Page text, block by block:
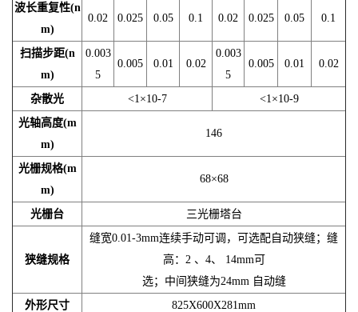
波长重复性(n
m)
0.02 0.025 0.05 0.1 0.02 0.025 0.05 0.1
扫描步距(n
m)
0.003
5
0.005 0.01 0.02
0.003
5
0.005 0.01 0.02
杂散光 <1×10-7
<1×10-9
光轴高度(m
m)
146
光栅规格(m
m)
68×68
光栅台 三光栅塔台
狭缝规格
缝宽0.01-3mm连续手动可调，可选配自动狭缝；缝
高：2 、4、 14mm可
选；中间狭缝为24mm 自动缝
外形尺寸
825X600X281mm